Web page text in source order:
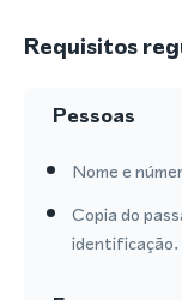
Requisitos
Pessoas
Nome e
Copia do
identificação.